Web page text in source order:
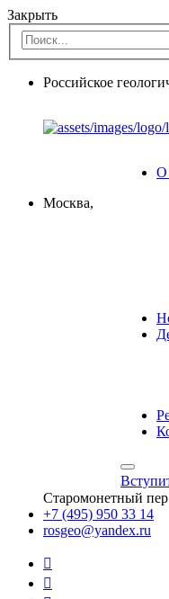
Закрыть
Российское
О
Москва,
Старомонетный
+7 (495) 950 33 14
rosgeo@yandex.ru